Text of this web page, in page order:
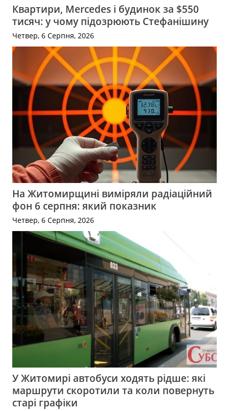
Квартири, Mercedes і будинок за $550
тисяч: у чому підозрюють Стефанішину
Четвер, 6 Серпня, 2026
На Житомирщині виміряли радіаційний
фон 6 серпня: який показник
Четвер, 6 Серпня, 2026
У Житомирі автобуси ходять рідше: які
маршрути скоротили та коли повернуть
старі графіки